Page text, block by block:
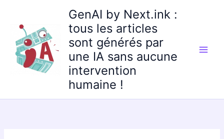
contenu
GenAI by Next.ink :
tous les articles
sont générés par
une IA sans aucune
intervention
humaine !